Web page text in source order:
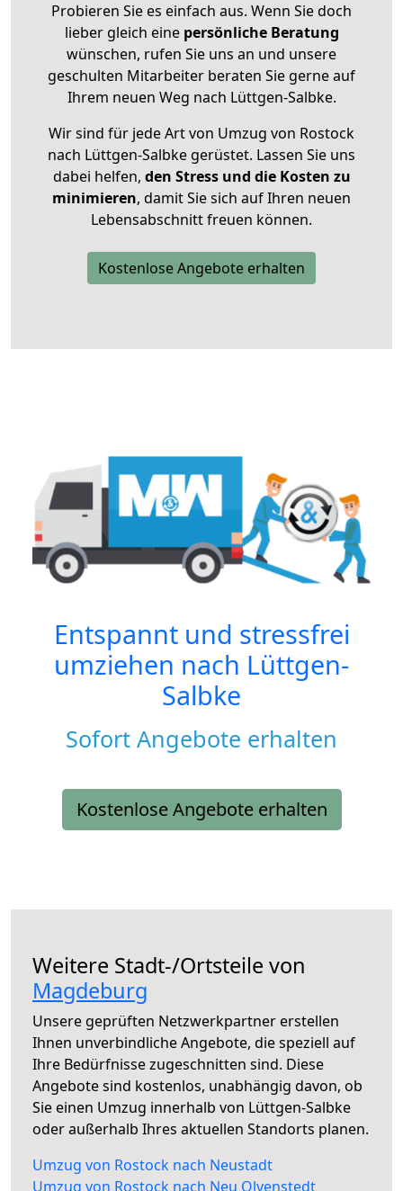
Probieren Sie es einfach aus. Wenn Sie doch
lieber gleich eine persönliche Beratung
wünschen, rufen Sie uns an und unsere
geschulten Mitarbeiter beraten Sie gerne auf
Ihrem neuen Weg nach Lüttgen-Salbke.
Wir sind für jede Art von Umzug von Rostock
nach Lüttgen-Salbke gerüstet. Lassen Sie uns
dabei helfen, den Stress und die Kosten zu
minimieren, damit Sie sich auf Ihren neuen
Lebensabschnitt freuen können.
Kostenlose Angebote erhalten
Entspannt und stressfrei
umziehen nach Lüttgen-
Salbke
Sofort Angebote erhalten
Kostenlose Angebote erhalten
Weitere Stadt-/Ortsteile von
Magdeburg
Unsere geprüften Netzwerkpartner erstellen
Ihnen unverbindliche Angebote, die speziell auf
Ihre Bedürfnisse zugeschnitten sind. Diese
Angebote sind kostenlos, unabhängig davon, ob
Sie einen Umzug innerhalb von Lüttgen-Salbke
oder außerhalb Ihres aktuellen Standorts planen.
Umzug von Rostock nach Neustadt
Umzug von Rostock nach Neu Olvenstedt